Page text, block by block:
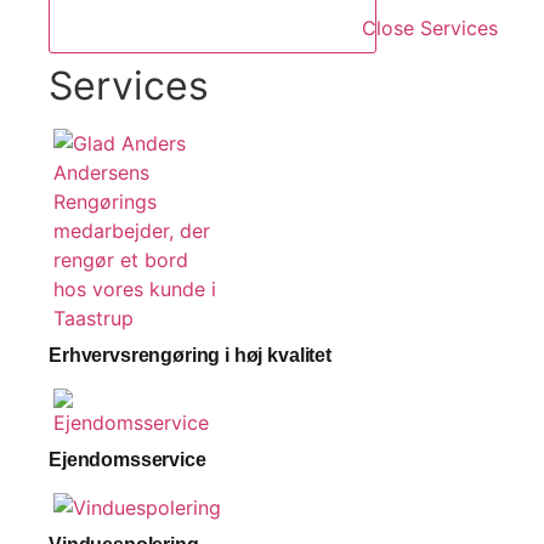
Close Services
Services
Erhvervsrengøring i høj kvalitet
Ejendomsservice